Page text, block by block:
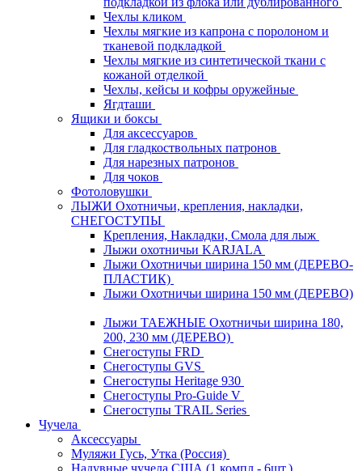
Чехлы кликом
Чехлы мягкие из капрона с поролоном и
тканевой подкладкой
Чехлы мягкие из синтетической ткани с
кожаной отделкой
Чехлы, кейсы и кофры оружейные
Ягдташи
Ящики и боксы
Для аксессуаров
Для гладкоствольных патронов
Для нарезных патронов
Для чоков
Фотоловушки
ЛЫЖИ Охотничьи, крепления, накладки,
СНЕГОСТУПЫ
Крепления, Накладки, Смола для лыж
Лыжи охотничьи KARJALA
Лыжи Охотничьи ширина 150 мм (ДЕРЕВО-
ПЛАСТИК)
Лыжи Охотничьи ширина 150 мм (ДЕРЕВО)
Лыжи ТАЕЖНЫЕ Охотничьи ширина 180,
200, 230 мм (ДЕРЕВО)
Снегоступы FRD
Снегоступы GVS
Снегоступы Heritage 930
Снегоступы Pro-Guide V
Снегоступы TRAIL Series
Чучела
Аксессуары
Муляжи Гусь, Утка (Россия)
Надувные чучела США (1 компл - 6шт.)